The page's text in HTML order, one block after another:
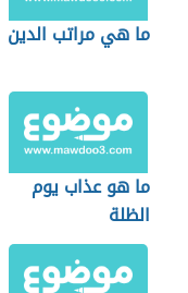
ما هي مراتب الدين
ما هو عذاب يوم
الظلة